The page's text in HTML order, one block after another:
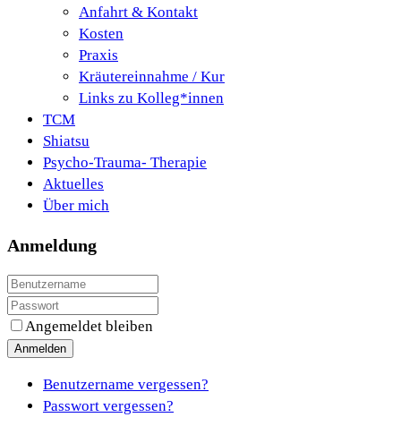
Anfahrt & Kontakt
Kosten
Praxis
Kräutereinnahme / Kur
Links zu Kolleg*innen
TCM
Shiatsu
Psycho-Trauma- Therapie
Aktuelles
Über mich
Anmeldung
Angemeldet bleiben
Anmelden
Benutzername vergessen?
Passwort vergessen?